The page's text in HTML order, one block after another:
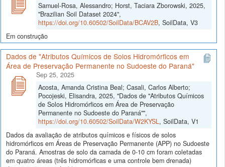
Samuel-Rosa, Alessandro; Horst, Taciara Zborowski, 2025,
"Brazilian Soil Dataset 2024",
https://doi.org/10.60502/SoilData/BCAV2B, SoilData, V3
Em construção
Dados de "Atributos Químicos de Solos Hidromórficos em
Área de Preservação Permanente no Sudoeste do Paraná"
Sep 25, 2025
Acosta, Amanda Cristina Beal; Casali, Carlos Alberto;
Pocojeski, Elisandra, 2025, "Dados de "Atributos Químicos
de Solos Hidromórficos em Área de Preservação
Permanente no Sudoeste do Paraná"",
https://doi.org/10.60502/SoilData/W2KYSL, SoilData, V1
Dados da avaliação de atributos químicos e físicos de solos
hidromórficos em Áreas de Preservação Permanente (APP) no Sudoeste
do Paraná. Amostras de solo da camada de 0-10 cm foram coletadas
em quatro áreas (três hidromórficas e uma controle bem drenada)